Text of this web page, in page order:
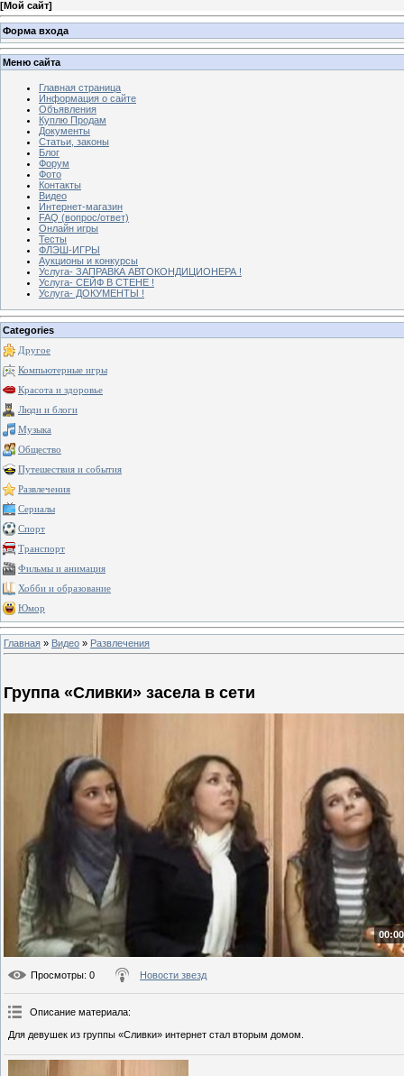
[Мой сайт]
Форма входа
Меню сайта
Главная страница
Информация о сайте
Объявления
Куплю Продам
Документы
Статьи, законы
Блог
Форум
Фото
Контакты
Видео
Интернет-магазин
FAQ (вопрос/ответ)
Онлайн игры
Тесты
ФЛЭШ-ИГРЫ
Аукционы и конкурсы
Услуга- ЗАПРАВКА АВТОКОНДИЦИОНЕРА !
Услуга- СЕЙФ В СТЕНЕ !
Услуга- ДОКУМЕНТЫ !
Categories
Другое
Компьютерные игры
Красота и здоровье
Люди и блоги
Музыка
Общество
Путешествия и события
Развлечения
Сериалы
Спорт
Транспорт
Фильмы и анимация
Хобби и образование
Юмор
Главная » Видео » Развлечения
Группа «Сливки» засела в сети
Просмотры: 0 Новости звезд
Описание материала:
Для девушек из группы «Сливки» интернет стал вторым домом.